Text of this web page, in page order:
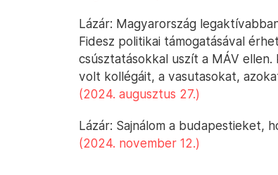
Lázár: Magyarország
Fidesz politikai támogatásával
csúsztatásokkal uszít a MÁV
volt kollégáit, a vasutasokat,
(2024. augusztus 27.)
Lázár: Sajnálom a budapestieket,
(2024. november 12.)